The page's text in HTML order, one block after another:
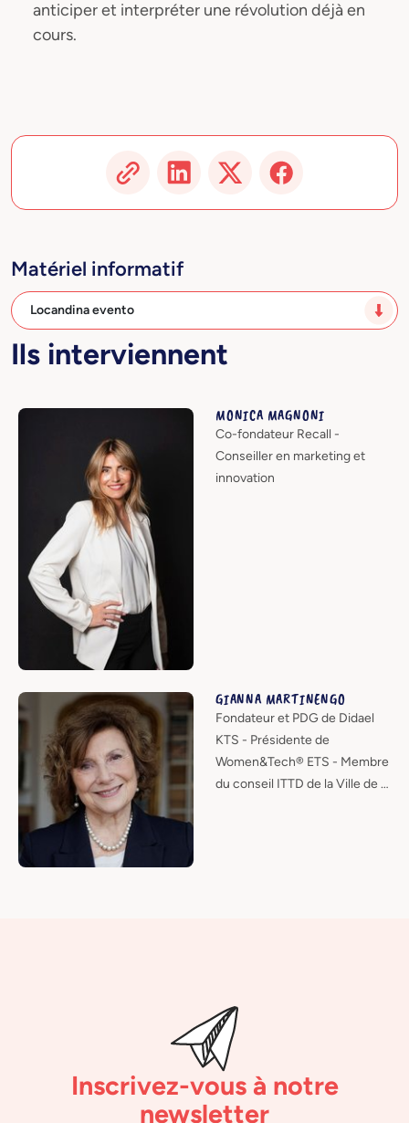
anticiper et interpréter une révolution déjà en
cours.
Matériel informatif
Locandina evento
Ils interviennent
MONICA MAGNONI
Co-fondateur Recall -
Conseiller en marketing et
innovation
GIANNA MARTINENGO
Fondateur et PDG de Didael
KTS - Présidente de
Women&Tech® ETS - Membre
du conseil ITTD de la Ville de …
Inscrivez-vous à notre
newsletter